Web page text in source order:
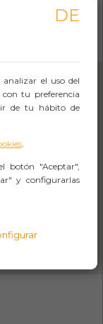
DE
el uso del
tu preferencia
de tu hábito de
.
botón "Aceptar",
y configurarlas